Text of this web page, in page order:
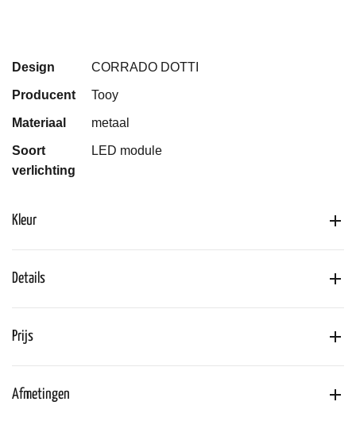
Design CORRADO DOTTI
Producent Tooy
Materiaal metaal
Soort
verlichting
LED module
Kleur
Details
Prijs
Afmetingen